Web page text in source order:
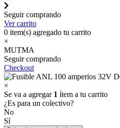
Seguir comprando
Ver carrito
0 item(s) agregado tu carrito
×
MUTMA
Seguir comprando
Checkout
×
Se va a agregar 1 ítem a tu carrito
¿Es para un colectivo?
No
Sí